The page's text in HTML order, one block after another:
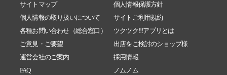
サイトマップ
個人情報保護方針
個人情報の取り扱いについて
サイトご利用規約
各種お問い合わせ（総合窓口）
ツクツク!!!アプリとは
ご意見・ご要望
出店をご検討のショップ様
運営会社のご案内
採用情報
FAQ
ノムノム